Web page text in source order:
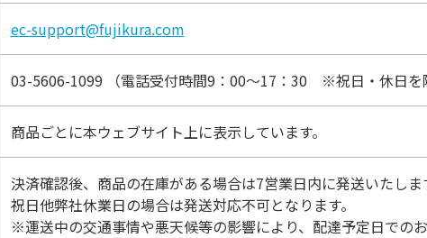
ec-support@fujikura.com
03-5606-1099 （電話受付時間9：00～17：30 ※祝日・休日を
商品ごとに本ウェブサイト上に表示しています。
決済確認後、商品の在庫がある場合は7営業日内に発送いたし
祝日他弊社休業日の場合は発送対応不可となります。
※運送中の交通事情や悪天候等の影響により、配達予定日での